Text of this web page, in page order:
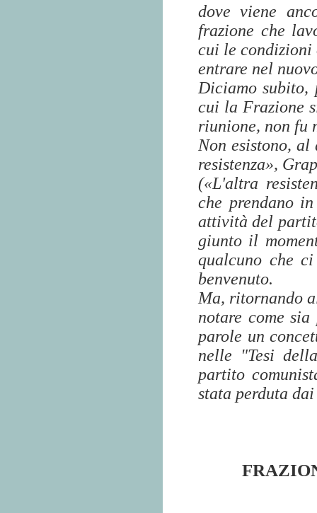
dove viene
frazione che
cui le condizioni
entrare nel
Diciamo subito,
cui la Frazione
riunione, non fu
Non esistono,
resistenza»,
(«L'altra
che prendano
attività del
giunto il
qualcuno che
benvenuto.
Ma, ritornando
notare come
parole un
nelle "Tesi
partito
stata perduta